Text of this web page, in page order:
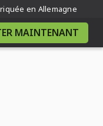
en Allemagne
MAINTENANT